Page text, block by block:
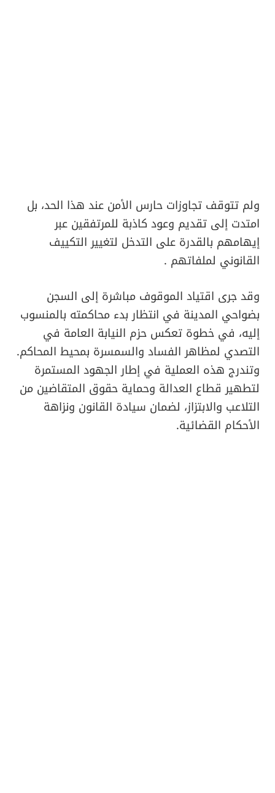
ولم تتوقف تجاوزات حارس الأمن عند هذا الحد، بل
امتدت إلى تقديم وعود كاذبة للمرتفقين عبر
إيهامهم بالقدرة على التدخل لتغيير التكييف
القانوني لملفاتهم .
​وقد جرى اقتياد الموقوف مباشرة إلى السجن
بضواحي المدينة في انتظار بدء محاكمته بالمنسوب
إليه، في خطوة تعكس حزم النيابة العامة في
التصدي لمظاهر الفساد والسمسرة بمحيط المحاكم.
وتندرج هذه العملية في إطار الجهود المستمرة
لتطهير قطاع العدالة وحماية حقوق المتقاضين من
التلاعب والابتزاز، لضمان سيادة القانون ونزاهة
الأحكام القضائية.